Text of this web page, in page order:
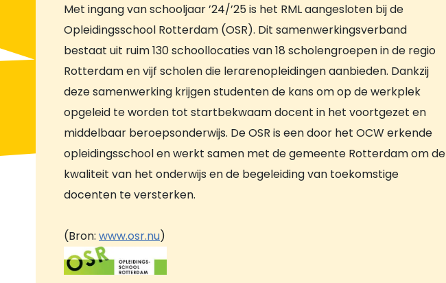
Met ingang van schooljaar ’24/’25 is het RML aangesloten bij de
Opleidingsschool Rotterdam (OSR). Dit samenwerkingsverband
bestaat uit ruim 130 schoollocaties van 18 scholengroepen in de regio
Rotterdam en vijf scholen die lerarenopleidingen aanbieden. Dankzij
deze samenwerking krijgen studenten de kans om op de werkplek
opgeleid te worden tot startbekwaam docent in het voortgezet en
middelbaar beroepsonderwijs. De OSR is een door het OCW erkende
opleidingsschool en werkt samen met de gemeente Rotterdam om de
kwaliteit van het onderwijs en de begeleiding van toekomstige
docenten te versterken.
(Bron: www.osr.nu)